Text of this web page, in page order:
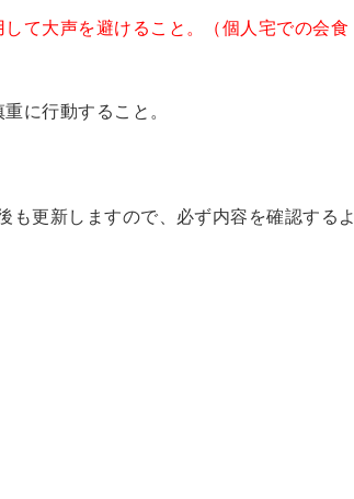
て大声を避けること。（個人宅での会食
に行動すること。
更新しますので、必ず内容を確認するよ